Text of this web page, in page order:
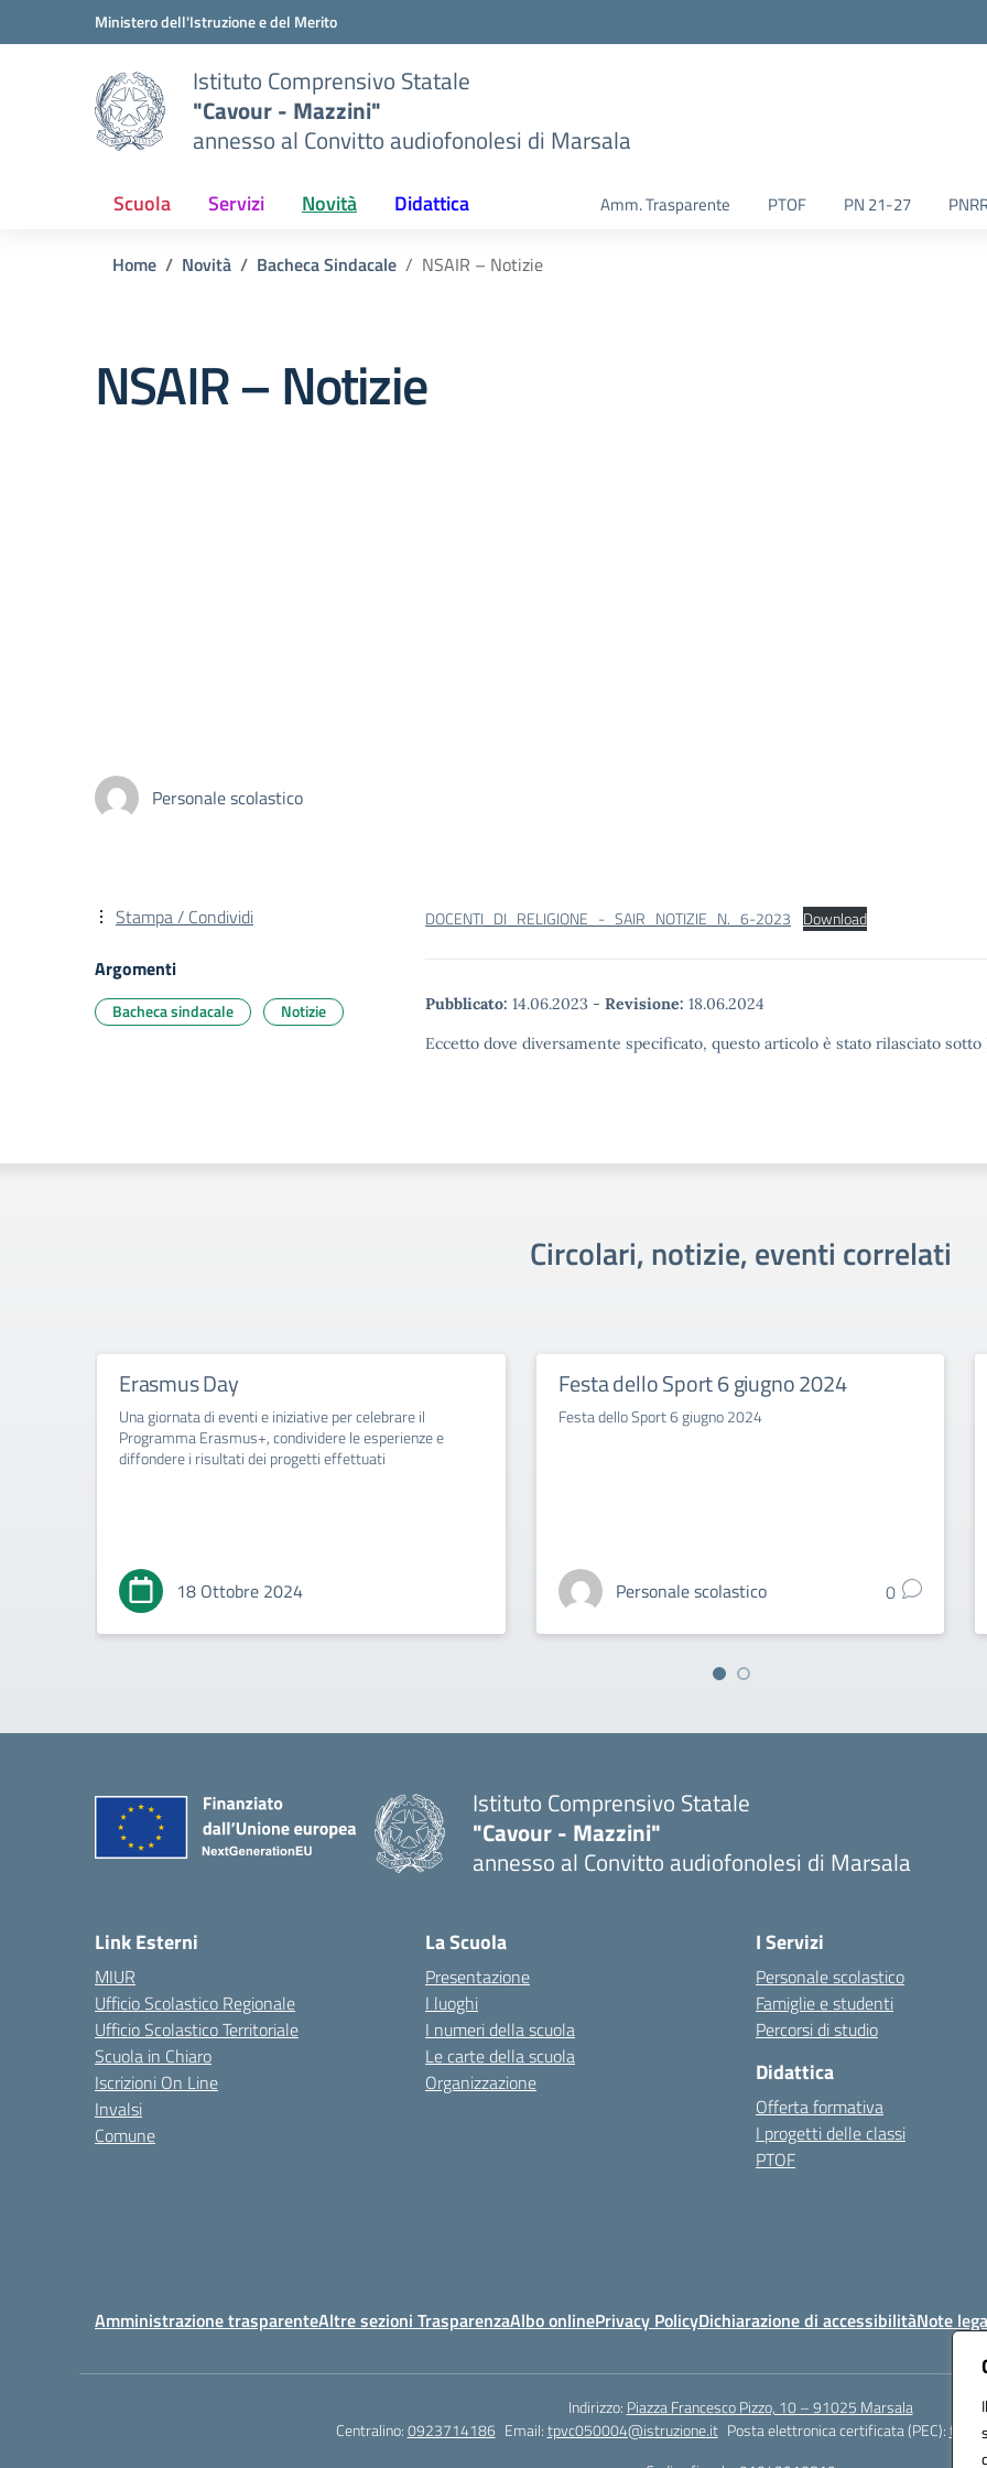
Vai ai contenuti
Vai al menu di navigazioneMinistero dell'Istruzione e del Merito
Istituto Comprensivo Statale
"Cavour - Mazzini"
annesso al Convitto audiofonolesi di Marsala
Scuola Servizi Novità Didattica Amm. Trasparente PTOF PN 21-27
Home Novità Bacheca Sindacale NSAIR – Notizie
NSAIR – Notizie
Personale scolastico
DOCENTI_DI_RELIGIONE_-_SAIR_NOTIZIE_N._6-2023 Download
Pubblicato: 14.06.2023 - Revisione: 18.06.2024
Eccetto dove diversamente specificato, questo articolo è stato rilasciato
Stampa / Condividi
Argomenti
Bacheca sindacale Notizie
Circolari, notizie, eventi correlati
Erasmus Day
Una giornata di eventi e iniziative per celebrare il
Programma Erasmus+, condividere le esperienze e
diffondere i risultati dei progetti effettuati
18 Ottobre 2024
Festa dello Sport 6 giugno 2024
Festa dello Sport 6 giugno 2024
Personale scolastico 0
Istituto Comprensivo Statale
"Cavour - Mazzini"
annesso al Convitto audiofonolesi di Marsala
Link Esterni
MIUR
Ufficio Scolastico Regionale
Ufficio Scolastico Territoriale
Scuola in Chiaro
Iscrizioni On Line
Invalsi
Comune
La Scuola
Presentazione
I luoghi
I numeri della scuola
Le carte della scuola
Organizzazione
I Servizi
Personale scolastico
Famiglie e studenti
Percorsi di studio
Didattica
Offerta formativa
I progetti delle classi
PTOF
Amministrazione trasparenteAltre sezioni TrasparenzaAlbo onlinePrivacy PolicyDichiarazione di accessibilitàNote
Indirizzo: Piazza Francesco Pizzo, 10 – 91025 Marsala
Centralino:0923714186 Email:tpvc050004@istruzione.it Posta elettronica certificata (PEC):